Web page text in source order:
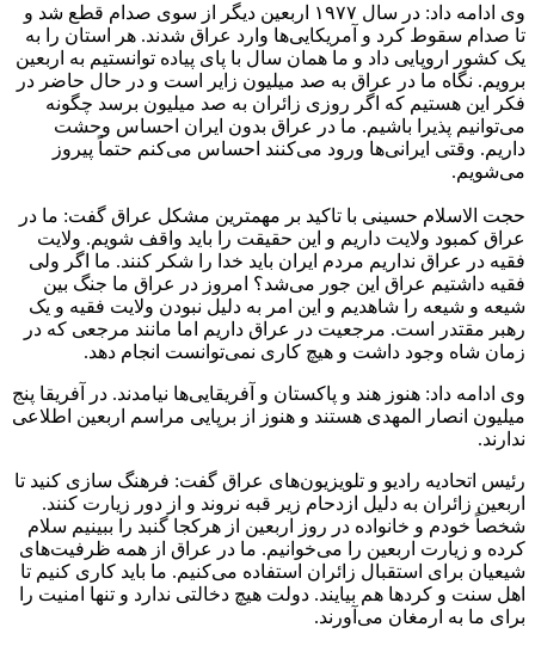
وی ادامه داد: در سال ۱۹۷۷ اربعین دیگر از سوی صدام قطع شد و
تا صدام سقوط کرد و آمریکایی‌ها وارد عراق شدند. هر استان را به
یک کشور اروپایی داد و ما همان سال با پای پیاده توانستیم به اربعین
برویم. نگاه ما در عراق به صد میلیون زایر است و در حال حاضر در
فکر این هستیم که اگر روزی زائران به صد میلیون برسد چگونه
می‌توانیم پذیرا باشیم. ما در عراق بدون ایران احساس وحشت
داریم. وقتی ایرانی‌ها ورود می‌کنند احساس می‌کنم حتماً پیروز
می‌شویم.
حجت الاسلام حسینی با تاکید بر مهمترین مشکل عراق گفت: ما در
عراق کمبود ولایت داریم و این حقیقت را باید واقف شویم. ولایت
فقیه در عراق نداریم مردم ایران باید خدا را شکر کنند. ما اگر ولی
فقیه داشتیم عراق این جور می‌شد؟ امروز در عراق ما جنگ بین
شیعه و شیعه را شاهدیم و این امر به دلیل نبودن ولایت فقیه و یک
رهبر مقتدر است. مرجعیت در عراق داریم اما مانند مرجعی که در
زمان شاه وجود داشت و هیچ کاری نمی‌توانست انجام دهد.
وی ادامه داد: هنوز هند و پاکستان و آفریقایی‌ها نیامدند. در آفریقا پنج
میلیون انصار المهدی هستند و هنوز از برپایی مراسم اربعین اطلاعی
ندارند.
رئیس اتحادیه رادیو و تلویزیون‌های عراق گفت: فرهنگ سازی کنید تا
اربعین زائران به دلیل ازدحام زیر قبه نروند و از دور زیارت کنند.
شخصاً خودم و خانواده در روز اربعین از هرکجا گنبد را ببینیم سلام
کرده و زیارت اربعین را می‌خوانیم. ما در عراق از همه ظرفیت‌های
شیعیان برای استقبال زائران استفاده می‌کنیم. ما باید کاری کنیم تا
اهل سنت و کردها هم بیایند. دولت هیچ دخالتی ندارد و تنها امنیت را
برای ما به ارمغان می‌آورند.